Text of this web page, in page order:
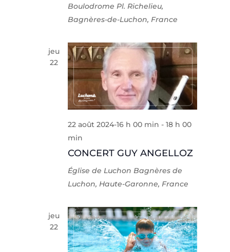
BoulodromePl. Richelieu,
Bagnères-de-Luchon, France
jeu
22
CONCERT GUY ANGELLOZ
22 août 2024-16 h 00 min -18 h 00
min
Église de LuchonBagnères de
Luchon, Haute-Garonne, France
jeu
22